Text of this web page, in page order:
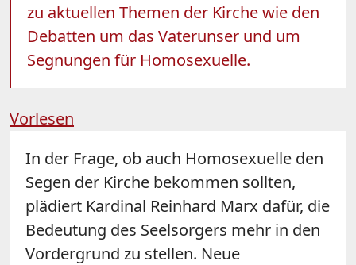
zu aktuellen Themen der Kirche wie den
Debatten um das Vaterunser und um
Segnungen für Homosexuelle.
Vorlesen
In der Frage, ob auch Homosexuelle den
Segen der Kirche bekommen sollten,
plädiert Kardinal Reinhard Marx dafür, die
Bedeutung des Seelsorgers mehr in den
Vordergrund zu stellen. Neue